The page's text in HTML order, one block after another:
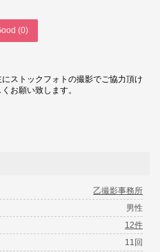
(0)
ストックフォトの撮影でご協力頂け
お願い致します。
乙撮影事務所
男性
12件
11回